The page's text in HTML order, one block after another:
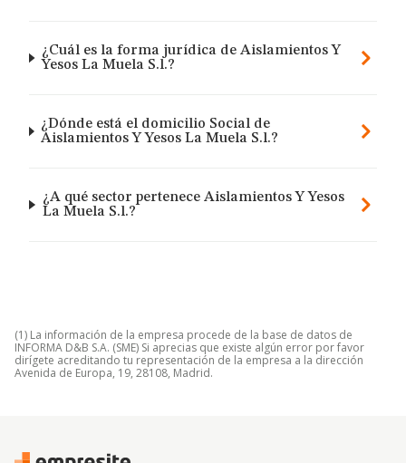
¿Cuál es la forma jurídica de Aislamientos Y
Yesos La Muela S.l.?
¿Dónde está el domicilio Social de
Aislamientos Y Yesos La Muela S.l.?
¿A qué sector pertenece Aislamientos Y Yesos
La Muela S.l.?
(1) La información de la empresa procede de la base de datos de
INFORMA D&B S.A. (SME) Si aprecias que existe algún error por favor
dirígete acreditando tu representación de la empresa a la dirección
Avenida de Europa, 19, 28108, Madrid.